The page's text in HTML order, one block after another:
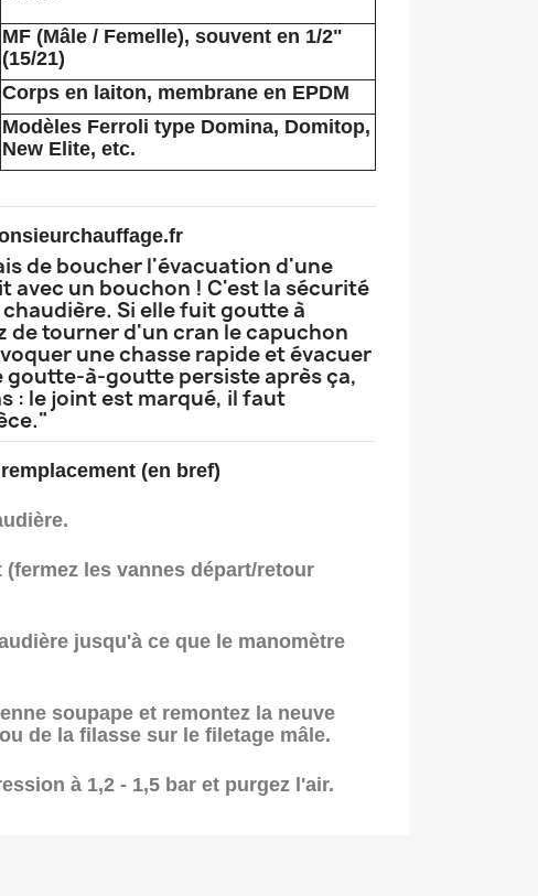
MF (Mâle / Femelle), souvent en 1/2"
(15/21)
Corps en laiton, membrane en EPDM
Modèles Ferroli type Domina, Domitop,
New Elite, etc.
de boucher l'évacuation d'une
avec un bouchon ! C'est la sécurité
Si elle fuit goutte à
de tourner d'un cran le capuchon
une chasse rapide et évacuer
goutte-à-goutte persiste après ça,
: le joint est marqué, il faut
(en bref)
(fermez les vannes départ/retour
jusqu'à ce que le manomètre
soupape et remontez la neuve
de la filasse sur le filetage mâle.
à 1,2 - 1,5 bar et purgez l'air.